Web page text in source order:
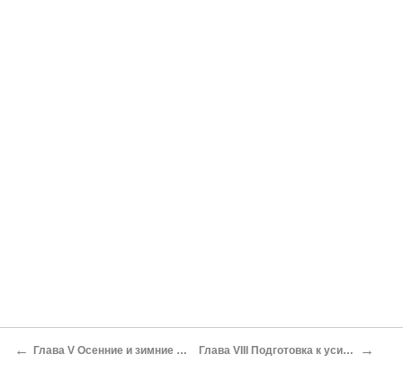
← Глава V Осенние и зимние месяцы первого года войны Глава VIII Подготовка к усилению деятельности флота →